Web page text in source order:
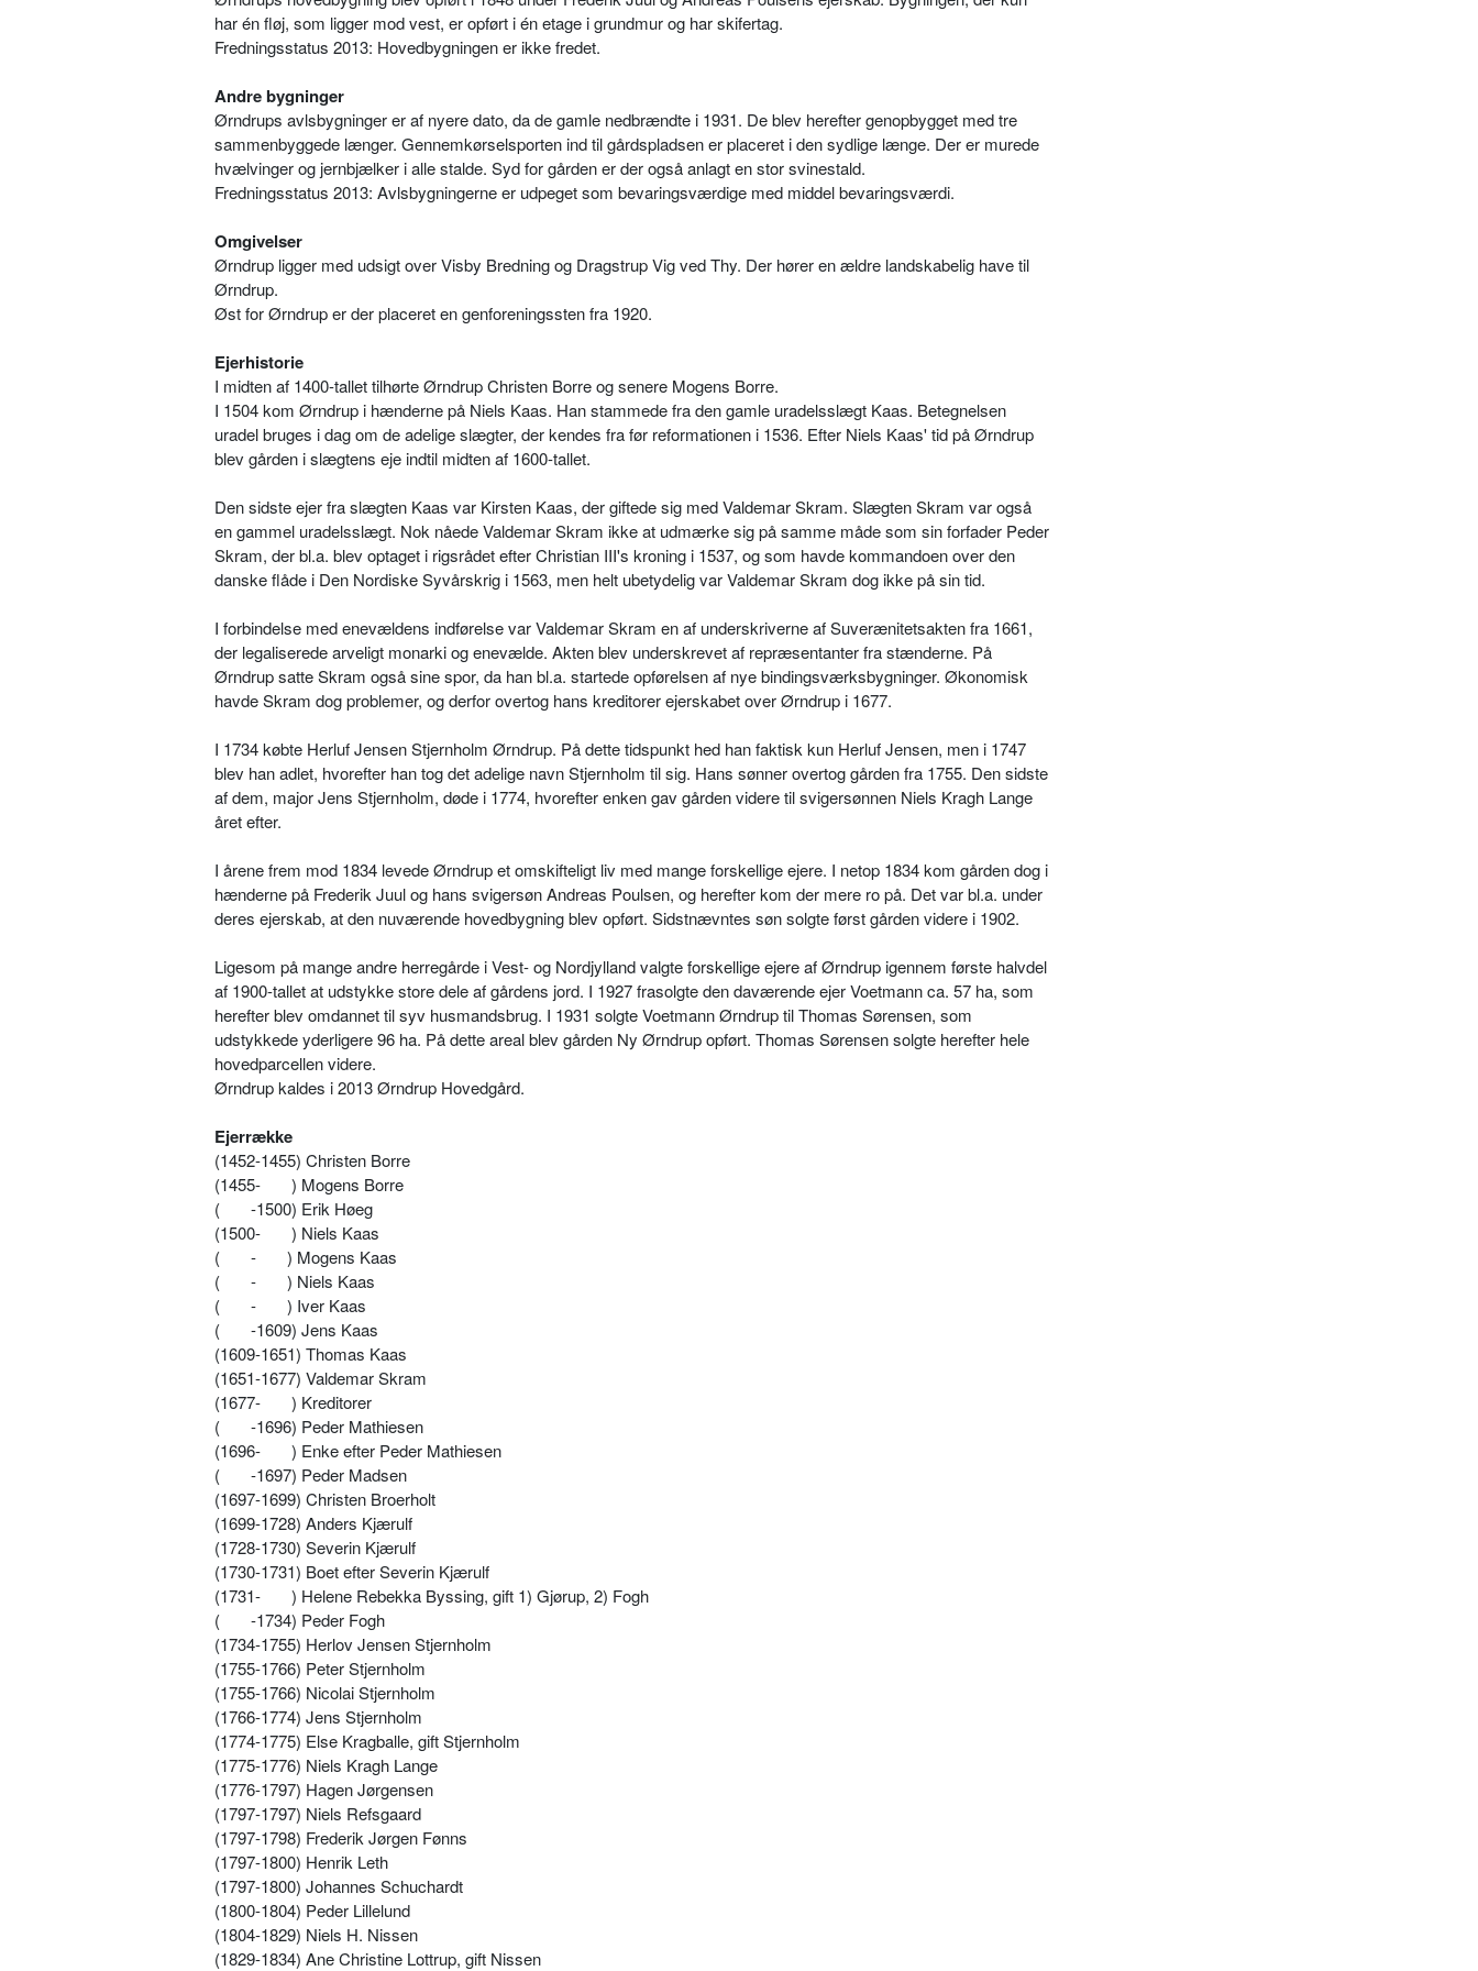
har én fløj, som ligger mod vest, er opført i én etage i grundmur og har skifertag.
Fredningsstatus 2013: Hovedbygningen er ikke fredet.
Andre bygninger
Ørndrups avlsbygninger er af nyere dato, da de gamle nedbrændte i 1931. De blev herefter genopbygget med tre
sammenbyggede længer. Gennemkørselsporten ind til gårdspladsen er placeret i den sydlige længe. Der er murede
hvælvinger og jernbjælker i alle stalde. Syd for gården er der også anlagt en stor svinestald.
Fredningsstatus 2013: Avlsbygningerne er udpeget som bevaringsværdige med middel bevaringsværdi.
Omgivelser
Ørndrup ligger med udsigt over Visby Bredning og Dragstrup Vig ved Thy. Der hører en ældre landskabelig have til
Ørndrup.
Øst for Ørndrup er der placeret en genforeningssten fra 1920.
Ejerhistorie
I midten af 1400-tallet tilhørte Ørndrup Christen Borre og senere Mogens Borre.
I 1504 kom Ørndrup i hænderne på Niels Kaas. Han stammede fra den gamle uradelsslægt Kaas. Betegnelsen
uradel bruges i dag om de adelige slægter, der kendes fra før reformationen i 1536. Efter Niels Kaas' tid på Ørndrup
blev gården i slægtens eje indtil midten af 1600-tallet.
Den sidste ejer fra slægten Kaas var Kirsten Kaas, der giftede sig med Valdemar Skram. Slægten Skram var også
en gammel uradelsslægt. Nok nåede Valdemar Skram ikke at udmærke sig på samme måde som sin forfader Peder
Skram, der bl.a. blev optaget i rigsrådet efter Christian III's kroning i 1537, og som havde kommandoen over den
danske flåde i Den Nordiske Syvårskrig i 1563, men helt ubetydelig var Valdemar Skram dog ikke på sin tid.
I forbindelse med enevældens indførelse var Valdemar Skram en af underskriverne af Suverænitetsakten fra 1661,
der legaliserede arveligt monarki og enevælde. Akten blev underskrevet af repræsentanter fra stænderne. På
Ørndrup satte Skram også sine spor, da han bl.a. startede opførelsen af nye bindingsværksbygninger. Økonomisk
havde Skram dog problemer, og derfor overtog hans kreditorer ejerskabet over Ørndrup i 1677.
I 1734 købte Herluf Jensen Stjernholm Ørndrup. På dette tidspunkt hed han faktisk kun Herluf Jensen, men i 1747
blev han adlet, hvorefter han tog det adelige navn Stjernholm til sig. Hans sønner overtog gården fra 1755. Den sidste
af dem, major Jens Stjernholm, døde i 1774, hvorefter enken gav gården videre til svigersønnen Niels Kragh Lange
året efter.
I årene frem mod 1834 levede Ørndrup et omskifteligt liv med mange forskellige ejere. I netop 1834 kom gården dog i
hænderne på Frederik Juul og hans svigersøn Andreas Poulsen, og herefter kom der mere ro på. Det var bl.a. under
deres ejerskab, at den nuværende hovedbygning blev opført. Sidstnævntes søn solgte først gården videre i 1902.
Ligesom på mange andre herregårde i Vest- og Nordjylland valgte forskellige ejere af Ørndrup igennem første halvdel
af 1900-tallet at udstykke store dele af gårdens jord. I 1927 frasolgte den daværende ejer Voetmann ca. 57 ha, som
herefter blev omdannet til syv husmandsbrug. I 1931 solgte Voetmann Ørndrup til Thomas Sørensen, som
udstykkede yderligere 96 ha. På dette areal blev gården Ny Ørndrup opført. Thomas Sørensen solgte herefter hele
hovedparcellen videre.
Ørndrup kaldes i 2013 Ørndrup Hovedgård.
Ejerrække
(1452-1455) Christen Borre
(1455-
) Mogens Borre
(
-1500) Erik Høeg
(1500-
) Niels Kaas
(
-
) Mogens Kaas
(
-
) Niels Kaas
(
-
) Iver Kaas
(
-1609) Jens Kaas
(1609-1651) Thomas Kaas
(1651-1677) Valdemar Skram
(1677-
) Kreditorer
(
-1696) Peder Mathiesen
(1696-
) Enke efter Peder Mathiesen
(
-1697) Peder Madsen
(1697-1699) Christen Broerholt
(1699-1728) Anders Kjærulf
(1728-1730) Severin Kjærulf
(1730-1731) Boet efter Severin Kjærulf
(1731-
) Helene Rebekka Byssing, gift 1) Gjørup, 2) Fogh
(
-1734) Peder Fogh
(1734-1755) Herlov Jensen Stjernholm
(1755-1766) Peter Stjernholm
(1755-1766) Nicolai Stjernholm
(1766-1774) Jens Stjernholm
(1774-1775) Else Kragballe, gift Stjernholm
(1775-1776) Niels Kragh Lange
(1776-1797) Hagen Jørgensen
(1797-1797) Niels Refsgaard
(1797-1798) Frederik Jørgen Fønns
(1797-1800) Henrik Leth
(1797-1800) Johannes Schuchardt
(1800-1804) Peder Lillelund
(1804-1829) Niels H. Nissen
(1829-1834) Ane Christine Lottrup, gift Nissen